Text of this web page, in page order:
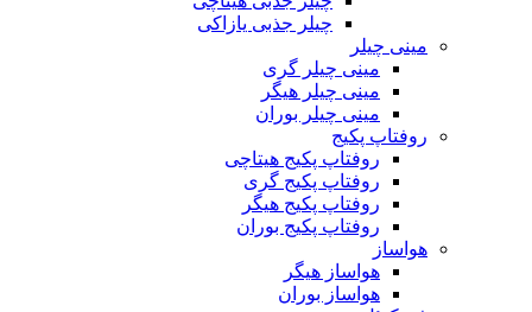
چیلر جذبی یازاکی
مینی چیلر
مینی چیلر گری
مینی چیلر هیگر
مینی چیلر بوران
روفتاپ پکیج
روفتاپ پکیج هیتاچی
روفتاپ پکیج گری
روفتاپ پکیج هیگر
روفتاپ پکیج بوران
هواساز
هواساز هیگر
هواساز بوران